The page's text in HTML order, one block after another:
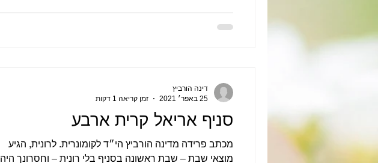
סניף אריאל קרית ארבע
מכתב פרידה מדינה הורביץ הי״ד לקומונרית. לרונית, הגיע
מוצאי שבת – שבת ראשונה בסניף בלי רונית – וחסרונך היה
דינה הורביץ
25 באפר׳ 2021
זמן קריאה 1 דקות